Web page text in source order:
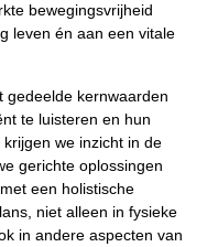
bewegingsvrijheid
leven én aan een vitale
gedeelde kernwaarden
te luisteren en hun
we inzicht in de
gerichte oplossingen
een holistische
niet alleen in fysieke
in andere aspecten van